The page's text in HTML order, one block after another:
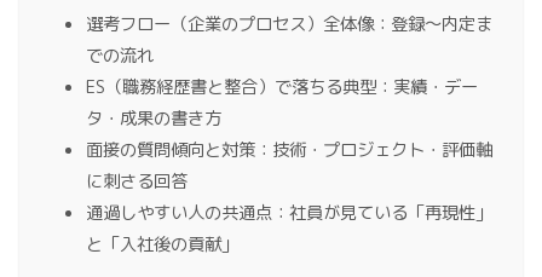
選考フロー（企業のプロセス）全体像：登録〜内定ま
での流れ
ES（職務経歴書と整合）で落ちる典型：実績・デー
タ・成果の書き方
面接の質問傾向と対策：技術・プロジェクト・評価軸
に刺さる回答
通過しやすい人の共通点：社員が見ている「再現性」
と「入社後の貢献」